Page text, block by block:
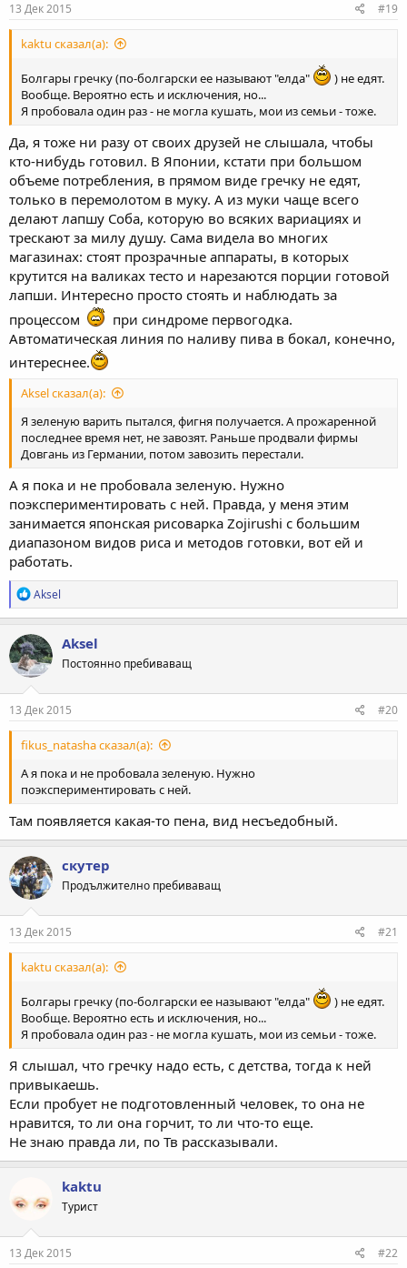
13 Дек 2015 #19
kaktu сказал(а):
Болгары гречку (по-болгарски ее называют "елда"
) не едят.
Вообще. Вероятно есть и исключения, но...
Я пробовала один раз - не могла кушать, мои из семьи - тоже.
Да, я тоже ни разу от своих друзей не слышала, чтобы
кто-нибудь готовил. В Японии, кстати при большом
объеме потребления, в прямом виде гречку не едят,
только в перемолотом в муку. А из муки чаще всего
делают лапшу Соба, которую во всяких вариациях и
трескают за милу душу. Сама видела во многих
магазинах: стоят прозрачные аппараты, в которых
крутится на валиках тесто и нарезаются порции готовой
лапши. Интересно просто стоять и наблюдать за
процессом
при синдроме первогодка.
Автоматическая линия по наливу пива в бокал, конечно,
интереснее.
Aksel сказал(а):
Я зеленую варить пытался, фигня получается. А прожаренной
последнее время нет, не завозят. Раньше продвали фирмы
Довгань из Германии, потом завозить перестали.
А я пока и не пробовала зеленую. Нужно
поэкспериментировать с ней. Правда, у меня этим
занимается японская рисоварка Zojirushi с большим
диапазоном видов риса и методов готовки, вот ей и
работать.
Р
е
а
к
ц
и
и
:
Aksel
Aksel
Постоянно пребиваващ
13 Дек 2015 #20
fikus_natasha сказал(а):
А я пока и не пробовала зеленую. Нужно
поэкспериментировать с ней.
Там появляется какая-то пена, вид несъедобный.
скутер
Продължително пребиваващ
13 Дек 2015 #21
kaktu сказал(а):
Болгары гречку (по-болгарски ее называют "елда"
) не едят.
Вообще. Вероятно есть и исключения, но...
Я пробовала один раз - не могла кушать, мои из семьи - тоже.
Я слышал, что гречку надо есть, с детства, тогда к ней
привыкаешь.
Если пробует не подготовленный человек, то она не
нравится, то ли она горчит, то ли что-то еще.
Не знаю правда ли, по Тв рассказывали.
kaktu
Турист
13 Дек 2015 #22